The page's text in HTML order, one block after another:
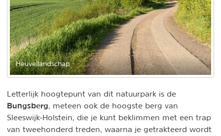
Heuvellandschap
Letterlijk hoogtepunt van dit natuurpark is de
Bungsberg , meteen ook de hoogste berg van
Sleeswijk-Holstein, die je kunt beklimmen met een trap
van tweehonderd treden, waarna je getrakteerd wordt